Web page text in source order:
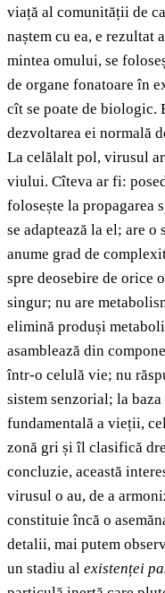
viață al comunității de
naștem cu ea, e rezultat
mintea omului, se
de organe fonatoare în
cît se poate de biologic.
dezvoltarea ei normală
La celălalt pol, virusul
viului. Cîteva ar fi:
folosește la propagarea
se adaptează la el; are
anume grad de
spre deosebire de orice
singur; nu are
elimină produși
asamblează din
într-o celulă vie; nu
sistem senzorial; la
fundamentală a vieții,
zonă gri și îl clasifică
concluzie, această
virusul o au, de a
constituie încă o
detalii, mai putem
un stadiu al existenței